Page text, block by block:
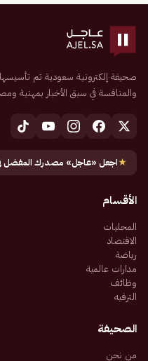
والمنافسة في سبق الأخبار بمهنية
★اجعل «عاجل» مصدرك المفضل
الأقسام
المحليات
الاقتصاد
رياضة
مدارات عالمية
وظائف
الترفيه
الصحيفة
من نحن